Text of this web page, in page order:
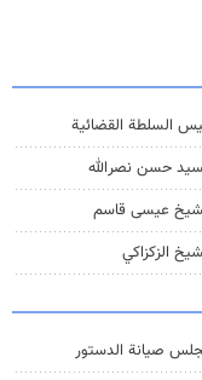
السلطة القضائیة
حسن نصرالله
عيسى قاسم
الزكزاكي
صيانة الدستور